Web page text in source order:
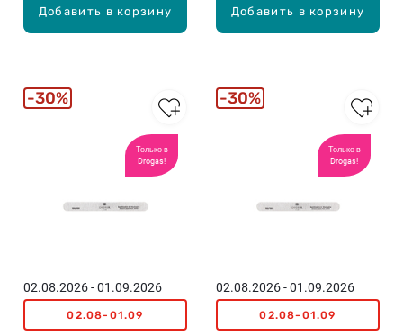
Добавить в корзину Добавить в корзину
Только в
Drogas!
02.08.2026 - 01.09.2026
02.08-01.09
30%
Только в
Drogas!
02.08.2026 - 01.09.2026
02.08-01.09
30%